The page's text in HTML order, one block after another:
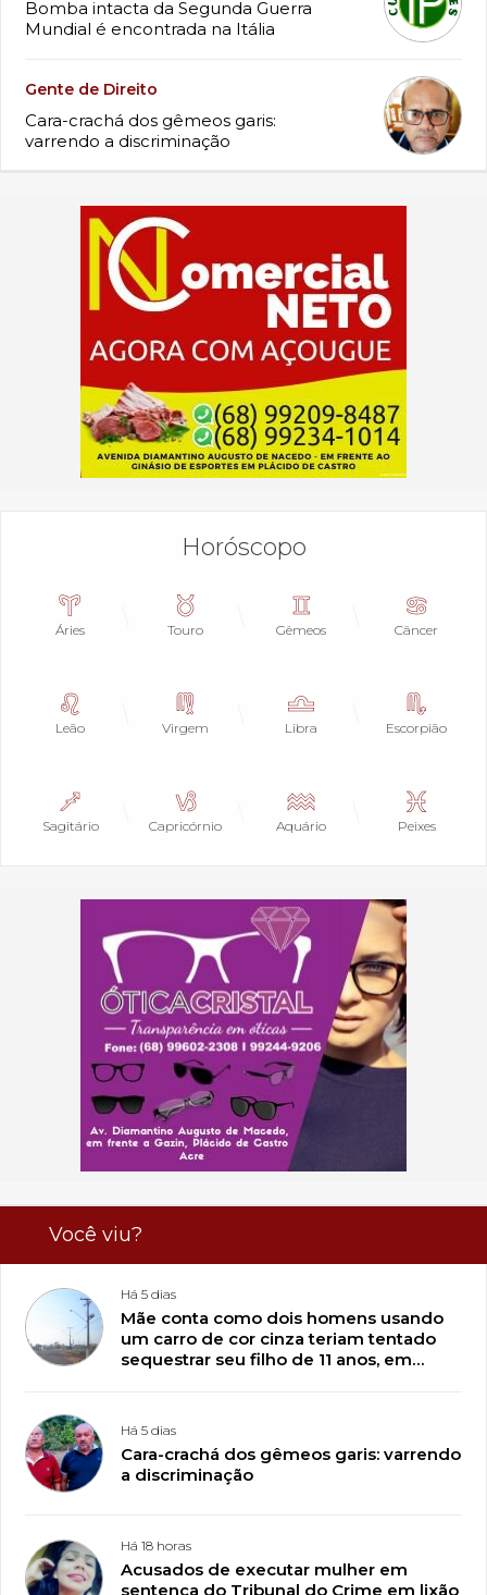
Bomba intacta da Segunda Guerra
Mundial é encontrada na Itália
Gente de Direito
Cara-crachá dos gêmeos garis:
varrendo a discriminação
Horóscopo
Áries Touro Gêmeos Câncer
Leão Virgem Libra Escorpião
Sagitário Capricórnio Aquário Peixes
Você viu?
Há 5 dias
Mãe conta como dois homens usando
um carro de cor cinza teriam tentado
sequestrar seu filho de 11 anos, em
Há 5 dias
Cara-crachá dos gêmeos garis: varrendo
a discriminação
Há 18 horas
Acusados de executar mulher em
sentença do Tribunal do Crime em lixão